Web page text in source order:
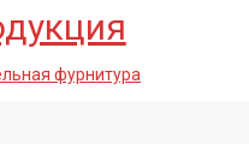
фурнитура